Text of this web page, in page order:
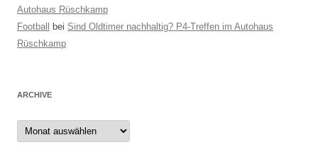
Autohaus Rüschkamp
Football bei Sind Oldtimer nachhaltig? P4-Treffen im Autohaus
Rüschkamp
ARCHIVE
Archive